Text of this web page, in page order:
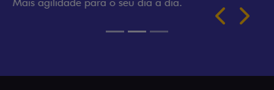
PreviousNext
Próximo
TRANSFORMAÇÃO HOMOLOGADA